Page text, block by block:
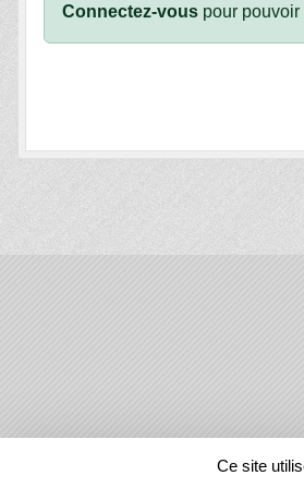
Connectez-vous pour
REGIONS
Ce site